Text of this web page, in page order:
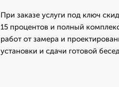
При заказе услуги под ключ
15 процентов и полный
работ от замера и
установки и сдачи готовой